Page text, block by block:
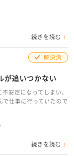
続きを読む
解決済
が追いつかない
安定になってしまい、
仕事に行っていたので
続きを読む